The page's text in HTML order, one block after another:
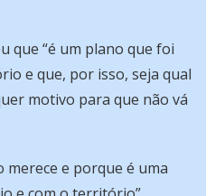
que “é um plano que foi
e que, por isso, seja qual
motivo para que não vá
e porque é uma